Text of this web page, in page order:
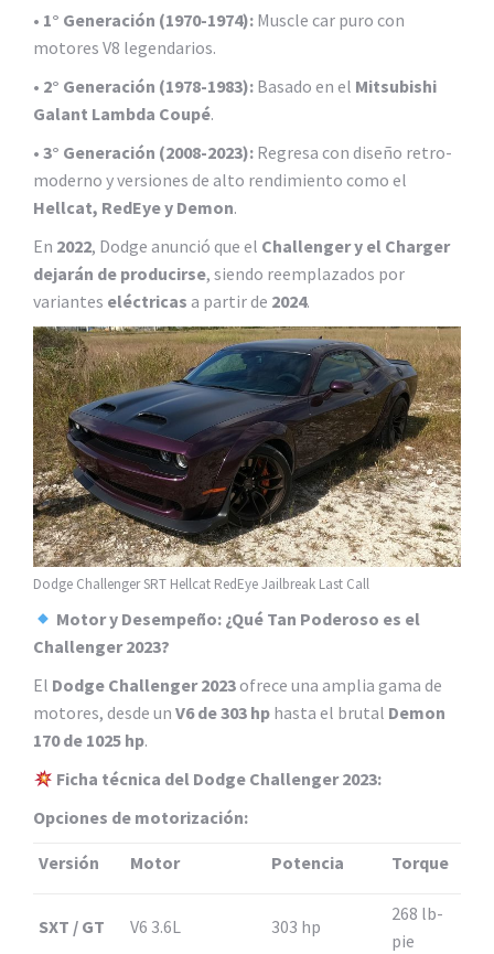
• 1° Generación (1970-1974): Muscle car puro con
motores V8 legendarios.
• 2° Generación (1978-1983): Basado en el Mitsubishi
Galant Lambda Coupé.
• 3° Generación (2008-2023): Regresa con diseño retro-
moderno y versiones de alto rendimiento como el
Hellcat, RedEye y Demon.
En 2022, Dodge anunció que el Challenger y el Charger
dejarán de producirse, siendo reemplazados por
variantes eléctricas a partir de 2024.
Dodge Challenger SRT Hellcat RedEye Jailbreak Last Call
Motor y Desempeño: ¿Qué Tan Poderoso es el
Challenger 2023?
El Dodge Challenger 2023ofrece una amplia gama de
motores, desde un V6 de 303 hp hasta el brutal Demon
170 de 1025 hp.
Ficha técnica del Dodge Challenger 2023:
Opciones de motorización:
Versión Motor Potencia Torque
SXT / GT V6 3.6L 303 hp
268 lb-
pie